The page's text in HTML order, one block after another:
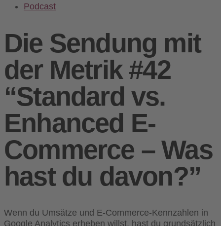
Podcast
Die Sendung mit
der Metrik #42
“Standard vs.
Enhanced E-
Commerce – Was
hast du davon?”
Wenn du Umsätze und E-Commerce-Kennzahlen in
Google Analytics erheben willst, hast du grundsätzlich